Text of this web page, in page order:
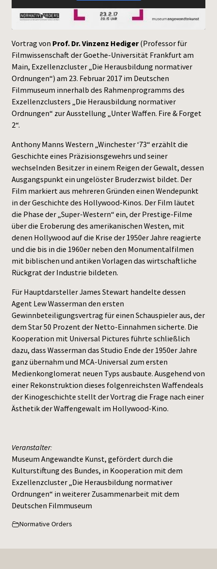
Vortrag von Prof. Dr. Vinzenz Hediger(Professor für
Filmwissenschaft der Goethe-Universität Frankfurt am
Main, Exzellenzcluster „Die Herausbildung normativer
Ordnungen“) am 23. Februar 2017 im Deutschen
Filmmuseum innerhalb des Rahmenprogramms des
Exzellenzclusters „Die Herausbildung normativer
Ordnungen“ zur Ausstellung „Unter Waffen. Fire & Forget
2“.
Anthony Manns Western „Winchester ‘73“ erzählt die
Geschichte eines Präzisionsgewehrs und seiner
wechselnden Besitzer in einem Reigen der Gewalt, dessen
Ausgangspunkt ein ungelöster Bruderzwist bildet. Der
Film markiert aus mehreren Gründen einen Wendepunkt
in der Geschichte des Hollywood-Kinos. Der Film läutet
die Phase der „Super-Western“ ein, der Prestige-Filme
über die Eroberung des amerikanischen Westen, mit
denen Hollywood auf die Krise der 1950er Jahre reagierte
und die bis in die 1960er neben den Monumentalfilmen
mit biblischen und antiken Vorlagen das wirtschaftliche
Rückgrat der Industrie bildeten.
Für Hauptdarsteller James Stewart handelte dessen
Agent Lew Wasserman den ersten
Gewinnbeteiligungsvertrag für einen Schauspieler aus, der
dem Star 50 Prozent der Netto-Einnahmen sicherte. Die
Kooperation mit Universal Pictures führte schließlich
dazu, dass Wasserman das Studio Ende der 1950er Jahre
ganz übernahm und MCA-Universal zum ersten
Medienkonglomerat neuen Typs ausbaute. Ausgehend von
einer Rekonstruktion dieses folgenreichsten Waffendeals
der Kinogeschichte stellt der Vortrag die Frage nach einer
Ästhetik der Waffengewalt im Hollywood-Kino.
Veranstalter:
Museum Angewandte Kunst, gefördert durch die
Kulturstiftung des Bundes, in Kooperation mit dem
Exzellenzcluster „Die Herausbildung normativer
Ordnungen“ in weiterer Zusammenarbeit mit dem
Deutschen Filmmuseum
Normative Orders